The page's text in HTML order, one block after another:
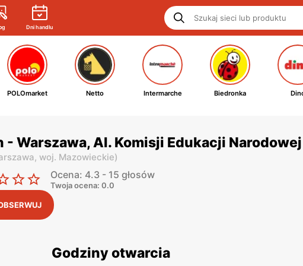
Dni handlu
POLOmarket Netto Intermarche Biedronka
- Warszawa, Al. Komisji Edukacji
woj. Mazowieckie)
Ocena: 4.3 - 15 głosów
Twoja ocena: 0.0
Godziny otwarcia